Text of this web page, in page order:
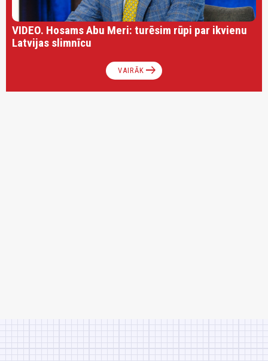
VIDEO. Hosams Abu Meri: turēsim rūpi par ikvienu
Latvijas slimnīcu
VAIRĀK arrow_right_alt